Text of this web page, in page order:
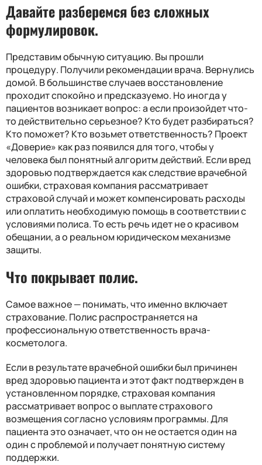
Давайте разберемся без сложных
формулировок.
Представим обычную ситуацию. Вы прошли
процедуру. Получили рекомендации врача. Вернулись
домой. В большинстве случаев восстановление
проходит спокойно и предсказуемо. Но иногда у
пациентов возникает вопрос: а если произойдет что-
то действительно серьезное? Кто будет разбираться?
Кто поможет? Кто возьмет ответственность? Проект
«Доверие» как раз появился для того, чтобы у
человека был понятный алгоритм действий. Если вред
здоровью подтверждается как следствие врачебной
ошибки, страховая компания рассматривает
страховой случай и может компенсировать расходы
или оплатить необходимую помощь в соответствии с
условиями полиса. То есть речь идет не о красивом
обещании, а о реальном юридическом механизме
защиты.
Что покрывает полис.
Самое важное — понимать, что именно включает
страхование. Полис распространяется на
профессиональную ответственность врача-
косметолога.
Если в результате врачебной ошибки был причинен
вред здоровью пациента и этот факт подтвержден в
установленном порядке, страховая компания
рассматривает вопрос о выплате страхового
возмещения согласно условиям программы. Для
пациента это означает, что он не остается один на
один с проблемой и получает понятную систему
поддержки.